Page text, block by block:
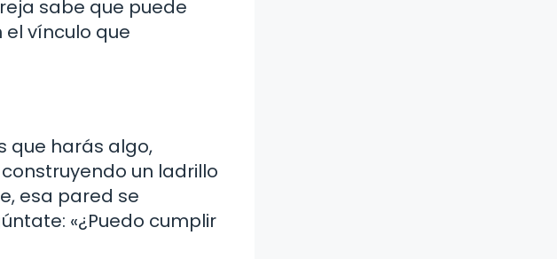
sabe que puede
vínculo que
que harás algo,
un ladrillo
esa pared se
«¿Puedo cumplir